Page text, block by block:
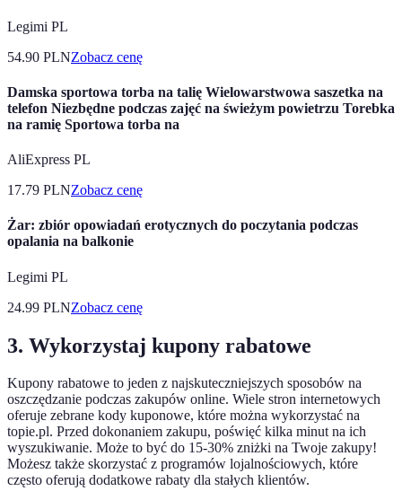
Legimi PL
54.90 PLNZobacz cenę
Damska sportowa torba na talię Wielowarstwowa saszetka na
telefon Niezbędne podczas zajęć na świeżym powietrzu Torebka
na ramię Sportowa torba na
AliExpress PL
17.79 PLNZobacz cenę
Żar: zbiór opowiadań erotycznych do poczytania podczas
opalania na balkonie
Legimi PL
24.99 PLNZobacz cenę
3. Wykorzystaj kupony rabatowe
Kupony rabatowe to jeden z najskuteczniejszych sposobów na
oszczędzanie podczas zakupów online. Wiele stron internetowych
oferuje zebrane kody kuponowe, które można wykorzystać na
topie.pl. Przed dokonaniem zakupu, poświęć kilka minut na ich
wyszukiwanie. Może to być do 15-30% zniżki na Twoje zakupy!
Możesz także skorzystać z programów lojalnościowych, które
często oferują dodatkowe rabaty dla stałych klientów.